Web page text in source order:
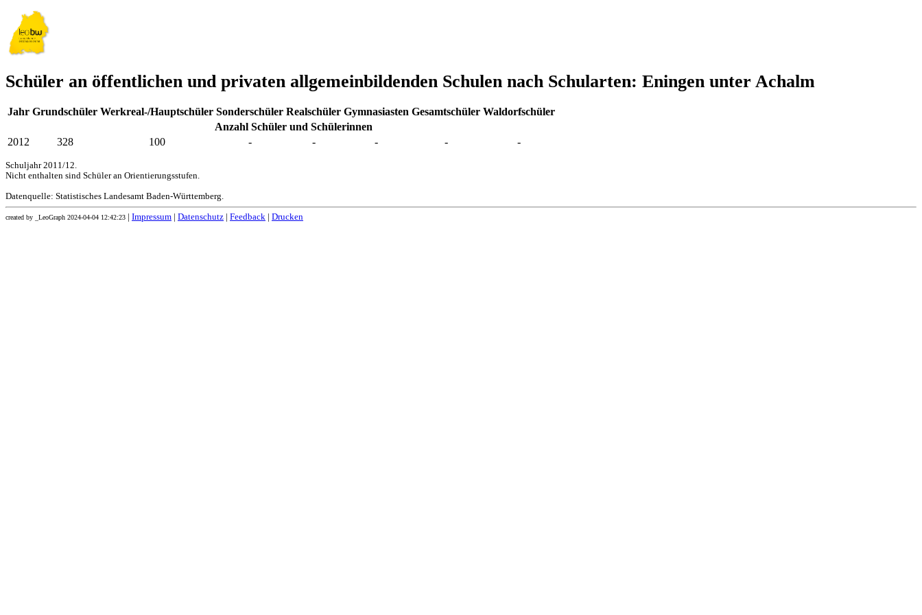
Schüler an öffentlichen und privaten allgemeinbildenden Schulen nach Schularten: Eningen unter Achalm
Jahr Grundschüler Werkreal-/Hauptschüler Sonderschüler Realschüler Gymnasiasten Gesamtschüler Waldorfschüler
Anzahl Schüler und Schülerinnen
2012
328 100 - - - - -
Schuljahr 2011/12.
Nicht enthalten sind Schüler an Orientierungsstufen.
Datenquelle: Statistisches Landesamt Baden-Württemberg.
created by _LeoGraph 2024-04-04 12:42:23 Impressum Datenschutz Feedback Drucken